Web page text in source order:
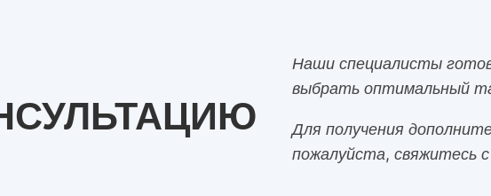
Наши специалисты
выбрать оптимальный
Для получения
пожалуйста, свяжитесь